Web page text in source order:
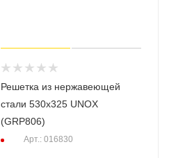
Решетка из нержавеющей
стали 530х325 UNOX
(GRP806)
Арт.: 016830